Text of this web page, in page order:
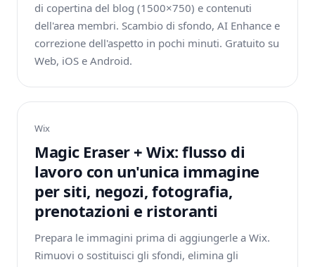
di copertina del blog (1500×750) e contenuti
dell'area membri. Scambio di sfondo, AI Enhance e
correzione dell'aspetto in pochi minuti. Gratuito su
Web, iOS e Android.
Wix
Magic Eraser + Wix: flusso di
lavoro con un'unica immagine
per siti, negozi, fotografia,
prenotazioni e ristoranti
Prepara le immagini prima di aggiungerle a Wix.
Rimuovi o sostituisci gli sfondi, elimina gli